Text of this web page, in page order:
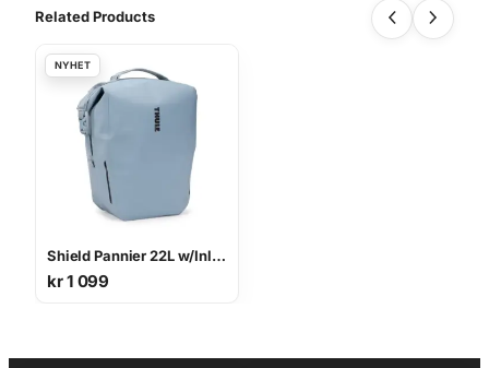
Related Products
Shield Pannier 22L w/Inlock
kr1 099